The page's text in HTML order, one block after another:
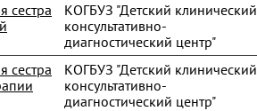
сестра
КОГБУЗ "Детский клинический
консультативно-
диагностический центр"
сестра
КОГБУЗ "Детский клинический
консультативно-
диагностический центр"